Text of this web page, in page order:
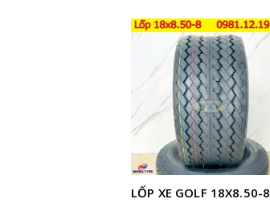
LỐP XE GOLF 18X8.50-8